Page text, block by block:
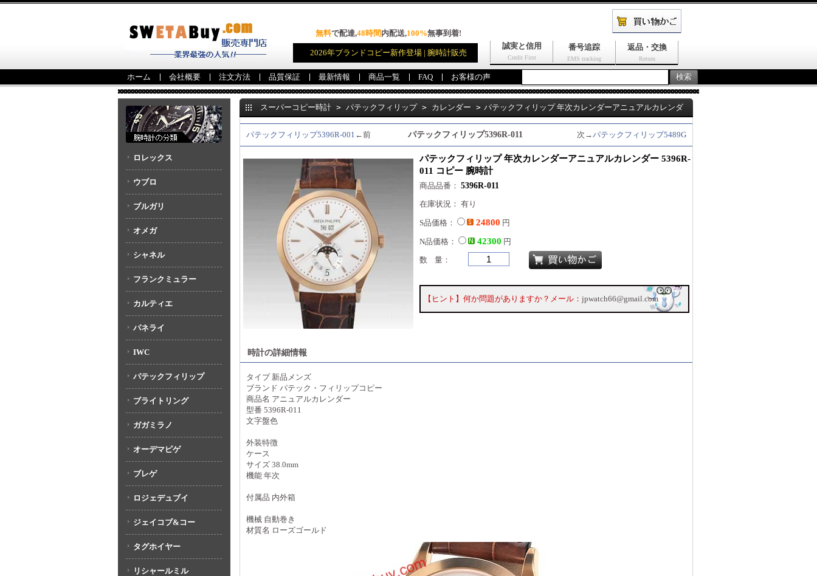
無料で配達,48時間 内配送,100%無事到着!
2026年ブランドコピー新作登場 | 腕時計販売
誠実と信用
Credit First
番号追踪
EMS tracking
返品・交換
Return
ホーム 会社概要 注文方法 品質保証 最新情報 商品一覧 FAQ お客様の声
スーパーコピー時計 > パテックフィリップ > カレンダー > パテックフィリップ 年次カレンダーアニュアルカレンダ
ー 5396R-011 コピー 腕時計
パテックフィリップ5396R-001 ←前 パテックフィリップ5396R-011 次→パテックフィリップ5489G
パテックフィリップ 年次カレンダーアニュアルカレンダー 5396R-
011 コピー 腕時計
商品品番： 5396R-011
在庫状況： 有り
S品価格： 24800 円
N品価格： 42300 円
数 量：
【ヒント】何か問題がありますか？メール： jpwatch66@gmail.com
時計の詳細情報
タイプ 新品メンズ
ブランド パテック・フィリップコピー
商品名 アニュアルカレンダー
型番 5396R-011
文字盤色
外装特徴
ケース
サイズ 38.0mm
機能 年次
付属品 内外箱
機械 自動巻き
材質名 ローズゴールド
ロレックス
ウブロ
ブルガリ
オメガ
シャネル
フランクミュラー
カルティエ
パネライ
IWC
パテックフィリップ
ブライトリング
ガガミラノ
オーデマピゲ
ブレゲ
ロジェデュブイ
ジェイコブ&コー
タグホイヤー
リシャールミル